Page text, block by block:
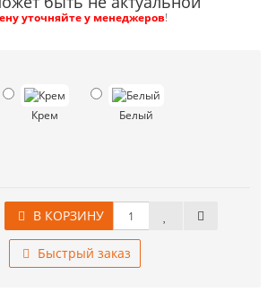
уточняйте у менеджеров!
Крем Белый
В КОРЗИНУ
Быстрый заказ